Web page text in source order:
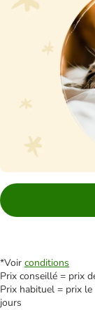
*Voir conditions
Prix conseillé = prix
Prix habituel = prix
jours